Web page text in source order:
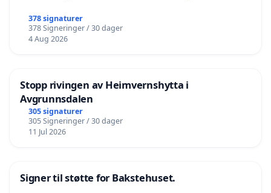
378 signaturer
378 Signeringer / 30 dager
4 Aug 2026
Stopp rivingen av Heimvernshytta i
Avgrunnsdalen
305 signaturer
305 Signeringer / 30 dager
11 Jul 2026
Signer til støtte for Bakstehuset.